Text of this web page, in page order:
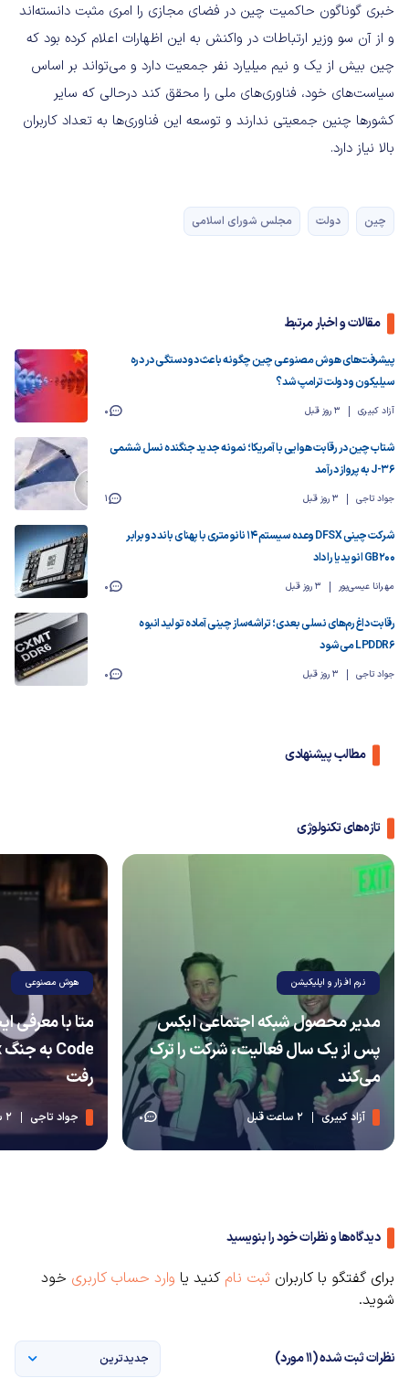
خبری گوناگون حاکمیت چین در فضای مجازی را امری مثبت دانسته‌اند
و از آن سو وزیر ارتباطات در واکنش به این اظهارات اعلام کرده بود که
چین بیش از یک و نیم میلیارد نفر جمعیت دارد و می‌تواند بر اساس
سیاست‌های خود، فناوری‌های ملی را محقق کند درحالی که سایر
کشورها چنین جمعیتی ندارند و توسعه این فناوری‌ها به تعداد کاربران
بالا نیاز دارد.
چین دولت مجلس شورای اسلامی
مقالات و اخبار مرتبط
پیشرفت‌های هوش مصنوعی چین چگونه باعث دو دستگی در دره
سیلیکون و دولت ترامپ شد؟
آزاد کبیری 3 روز قبل 0
شتاب چین در رقابت هوایی با آمریکا؛ نمونه جدید جنگنده نسل ششمی
J-36 به پرواز درآمد
جواد تاجی 3 روز قبل 1
شرکت چینی DFSX وعده سیستم ۱۴ نانومتری با پهنای باند دو برابر
GB200 انویدیا را داد
مهرانا عیسی‌پور 3 روز قبل 0
رقابت داغ رم‌های نسلی بعدی؛ تراشه‌ساز چینی آماده‌ تولید انبوه
LPDDR6 می‌شود
جواد تاجی 3 روز قبل 0
مطالب پیشنهادی
تازه‌های تکنولوژی
نرم افزار و اپلیکیشن
مدیر محصول شبکه اجتماعی ایکس
پس از یک سال فعالیت، شرکت را ترک
می‌کند
آزاد کبیری 2 ساعت قبل 0
هوش مصنوعی
رفت
جواد تاجی 2 ساعت قبل
دیدگاه‌ها و نظرات خود را بنویسید
برای گفتگو با کاربران ثبت نام کنید یا وارد حساب کاربری خود
شوید.
نظرات ثبت شده (11 مورد) جدیدترین